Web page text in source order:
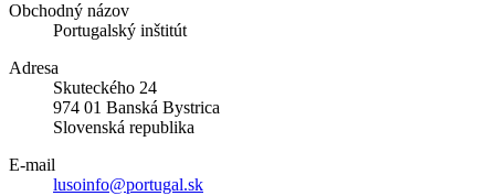
Obchodný názov
Portugalský inštitút
Adresa
Skuteckého 24
974 01 Banská Bystrica
Slovenská republika
E-mail
lusoinfo@portugal.sk